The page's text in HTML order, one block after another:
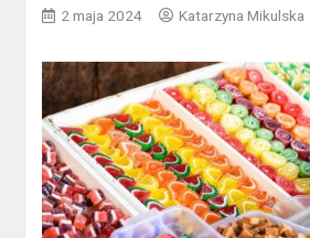
2 maja 2024 Katarzyna Mikulska